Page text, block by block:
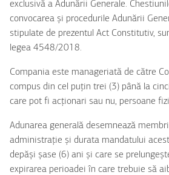
exclusivă a Adunării Generale.
convocarea și procedurile Adunării
stipulate de prezentul Act Constitutiv,
legea 4548/2018.
Compania este manageriată de către
compus din cel puțin trei (3) până la
care pot fi acționari sau nu, persoane
Adunarea generală desemnează
administrație și durata mandatului
depăși șase (6) ani și care se
expirarea perioadei în care trebuie să